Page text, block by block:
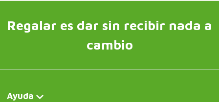
Regalar es dar sin recibir nada a
cambio
Ayuda